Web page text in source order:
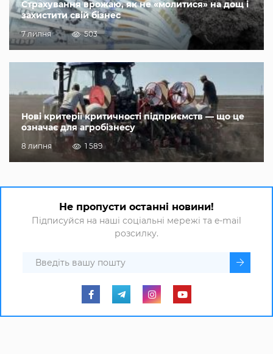
Страхування врожаю, як не «молитися» на дощ і
захистити свій бізнес
7 липня 503
Нові критерії критичності підприємств — що це
означає для агробізнесу
8 липня 1 589
Не пропусти останні новини!
Підписуйся на наші соціальні мережі та e-mail
розсилку.